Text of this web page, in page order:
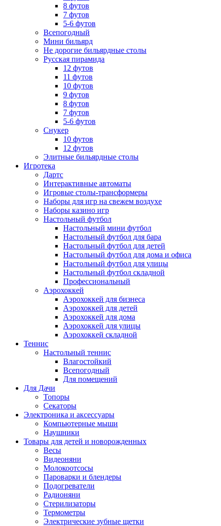
8 футов
7 футов
5-6 футов
Всепогодный
Мини бильярд
Не дорогие бильярдные столы
Русская пирамида
12 футов
11 футов
10 футов
9 футов
8 футов
7 футов
5-6 футов
Снукер
10 футов
12 футов
Элитные бильярдные столы
Игротека
Дартс
Интерактивные автоматы
Игровые столы-трансформеры
Наборы для игр на свежем воздухе
Наборы казино игр
Настольный футбол
Настольный мини футбол
Настольный футбол для бара
Настольный футбол для детей
Настольный футбол для дома и офиса
Настольный футбол для улицы
Настольный футбол складной
Профессиональный
Аэрохоккей
Аэрохоккей для бизнеса
Аэрохоккей для детей
Аэрохоккей для дома
Аэрохоккей для улицы
Аэрохоккей складной
Теннис
Настольный теннис
Влагостойкий
Всепогодный
Для помещений
Для Дачи
Топоры
Секаторы
Электроника и аксессуары
Компьютерные мыши
Наушники
Товары для детей и новорожденных
Весы
Видеоняни
Молокоотсосы
Пароварки и блендеры
Подогреватели
Радионяни
Стерилизаторы
Термометры
Электрические зубные щетки